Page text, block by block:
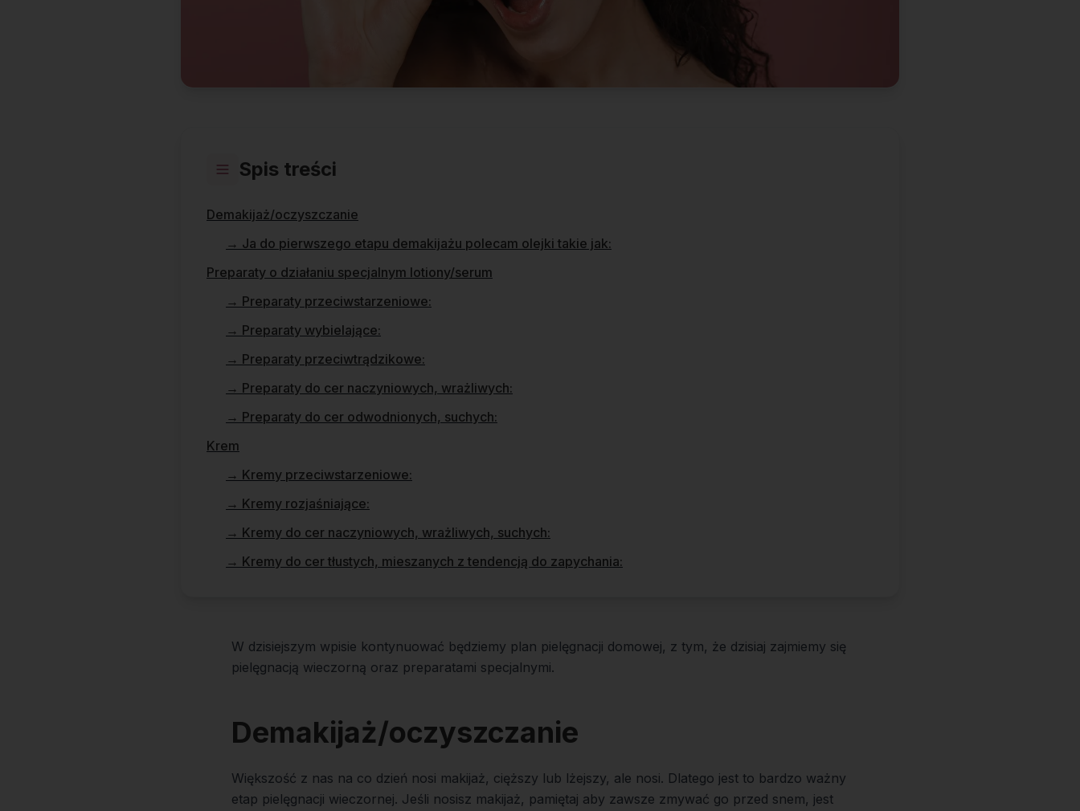
Spis treści
Demakijaż/oczyszczanie
→ Ja do pierwszego etapu demakijażu polecam olejki takie jak:
Preparaty o działaniu specjalnym lotiony/serum
→ Preparaty przeciwstarzeniowe:
→ Preparaty wybielające:
→ Preparaty przeciwtrądzikowe:
→ Preparaty do cer naczyniowych, wrażliwych:
→ Preparaty do cer odwodnionych, suchych:
Krem
→ Kremy przeciwstarzeniowe:
→ Kremy rozjaśniające:
→ Kremy do cer naczyniowych, wrażliwych, suchych:
→ Kremy do cer tłustych, mieszanych z tendencją do zapychania:
W dzisiejszym wpisie kontynuować będziemy plan pielęgnacji domowej, z tym, że dzisiaj zajmiemy się
pielęgnacją wieczorną oraz preparatami specjalnymi.
Demakijaż/oczyszczanie
Większość z nas na co dzień nosi makijaż, cięższy lub lżejszy, ale nosi. Dlatego jest to bardzo ważny
etap pielęgnacji wieczornej. Jeśli nosisz makijaż, pamiętaj aby zawsze zmywać go przed snem, jest